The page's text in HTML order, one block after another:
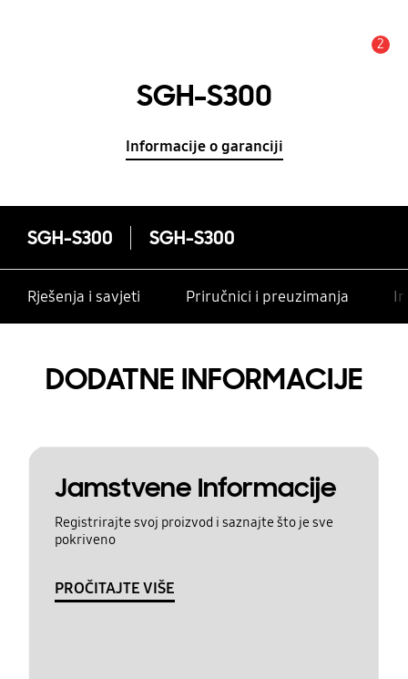
2
SGH-S300
Informacije o garanciji
SGH-S300 SGH-S300
Rješenja i savjeti Priručnici i preuzimanja
DODATNE INFORMACIJE
Jamstvene Informacije
Registrirajte svoj proizvod i saznajte što je sve
pokriveno
PROČITAJTE VIŠE